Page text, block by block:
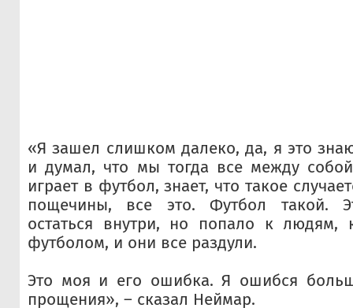
«Я зашел слишком далеко, да, я это
и думал, что мы тогда все между
играет в футбол, знает, что такое
пощечины, все это. Футбол такой.
остаться внутри, но попало к людям,
футболом, и они все раздули.
Это моя и его ошибка. Я ошибся
прощения», – сказал Неймар.